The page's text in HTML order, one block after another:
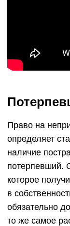
Право на
определяет
наличие
потерпевший.
которое
в
обязательно
то же самое